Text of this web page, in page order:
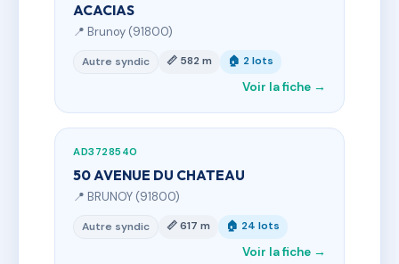
ACACIAS
📍 Brunoy (91800)
Autre syndic 📏 582 m 🏠 2 lots
Voir la fiche →
AD3728540
50 AVENUE DU CHATEAU
📍 BRUNOY (91800)
Autre syndic 📏 617 m 🏠 24 lots
Voir la fiche →